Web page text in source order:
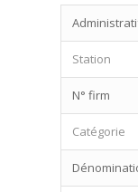
Station
N° firm
Catégorie